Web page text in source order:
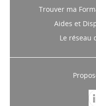
Trouver ma
Aides et
Le réseau